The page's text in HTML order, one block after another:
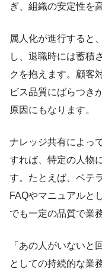
ぎ、組織の安定性を
属人化が進行すると
し、退職時には蓄積
クを抱えます。顧客
ビス品質にばらつき
原因にもなります。
ナレッジ共有によっ
すれば、特定の人物
す。たとえば、ベテ
FAQやマニュアルと
でも一定の品質で業
「あの人がいないと
としての持続的な業